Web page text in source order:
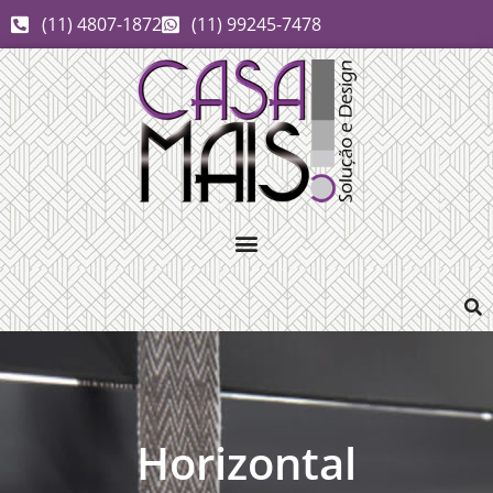
(11) 4807-1872 (11) 99245-7478
Horizontal